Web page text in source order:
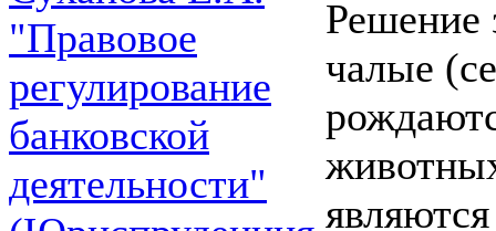
"Правовое
регулирование
банковской
деятельности"
Решение
чалые